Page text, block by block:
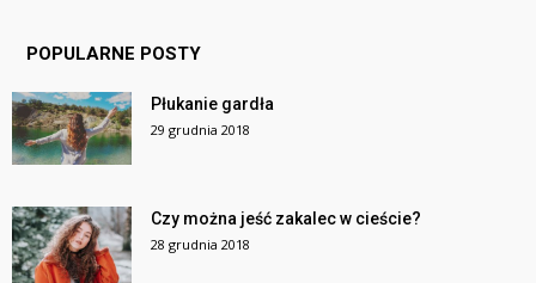
POPULARNE POSTY
Płukanie gardła
29 grudnia 2018
Czy można jeść zakalec w cieście?
28 grudnia 2018